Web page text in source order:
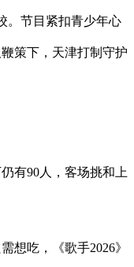
。节目紧扣青少年心
策下，天津打制守护
有90人，客场挑和上
吃，《歌手2026》